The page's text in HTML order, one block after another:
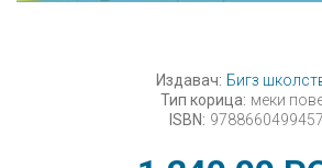
Издавач: Бигз
Тип корица: меки
ISBN: 9788660499457